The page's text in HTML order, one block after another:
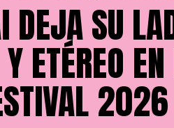
DEJA SU
ETÉREO
2026